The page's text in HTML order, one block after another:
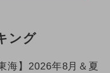
ング
海】2026年8月＆夏